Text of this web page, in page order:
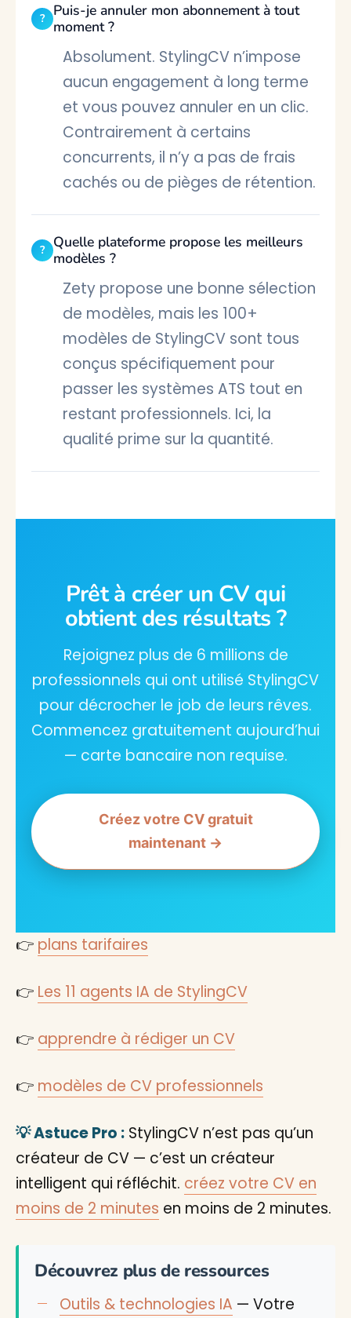
Puis-je annuler mon abonnement à tout
moment ?
Absolument. StylingCV n’impose
aucun engagement à long terme
et vous pouvez annuler en un clic.
Contrairement à certains
concurrents, il n’y a pas de frais
cachés ou de pièges de rétention.
Quelle plateforme propose les meilleurs
modèles ?
Zety propose une bonne sélection
de modèles, mais les 100+
modèles de StylingCV sont tous
conçus spécifiquement pour
passer les systèmes ATS tout en
restant professionnels. Ici, la
qualité prime sur la quantité.
Prêt à créer un CV qui
obtient des résultats ?
Rejoignez plus de 6 millions de
professionnels qui ont utilisé StylingCV
pour décrocher le job de leurs rêves.
Commencez gratuitement aujourd’hui
— carte bancaire non requise.
Créez votre CV gratuit
maintenant →
👉 plans tarifaires
👉 Les 11 agents IA de StylingCV
👉 apprendre à rédiger un CV
👉 modèles de CV professionnels
💡 Astuce Pro : StylingCV n’est pas qu’un
créateur de CV — c’est un créateur
intelligent qui réfléchit. créez votre CV en
moins de 2 minutes en moins de 2 minutes.
Découvrez plus de ressources
Outils & technologies IA — Votre